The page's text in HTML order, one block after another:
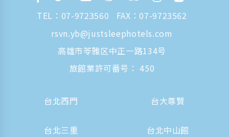
TEL： 07-9723560
FAX：07-9723562
rsvn.yb@justsleephotels.com
高雄市苓雅区中正一路134号
旅館業許可番号： 450
台北西門 台大尊賢
台北三重 台北中山館